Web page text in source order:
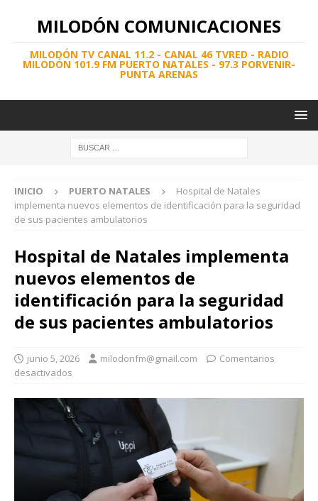
MILODÓN COMUNICACIONES
MILODÓN TV CANAL 11.2 - CANAL 46 TVRED - RADIO
MILODÓN 101.9 FM PUERTO NATALES - 97.3 PORVENIR-
PUNTA ARENAS
INICIO PUERTO NATALES
Hospital de Natales
implementa nuevos elementos de identificación para la seguridad
de sus pacientes ambulatorios
Hospital de Natales implementa
nuevos elementos de
identificación para la seguridad
de sus pacientes ambulatorios
junio 5, 2026 milodonfm@gmail.com
Comentarios
desactivados